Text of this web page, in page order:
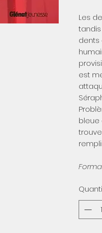
Les
dents
est
bleue